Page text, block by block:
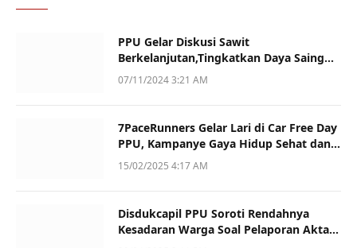
PPU Gelar Diskusi Sawit
Berkelanjutan,Tingkatkan Daya Saing
dan Kualitas
07/11/2024 3:21 AM
7PaceRunners Gelar Lari di Car Free Day
PPU, Kampanye Gaya Hidup Sehat dan
Dukung UMKM
15/02/2025 4:17 AM
Disdukcapil PPU Soroti Rendahnya
Kesadaran Warga Soal Pelaporan Akta